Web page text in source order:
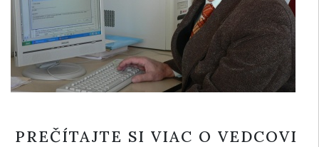
PREČÍTAJTE SI VIAC O VEDCOVI